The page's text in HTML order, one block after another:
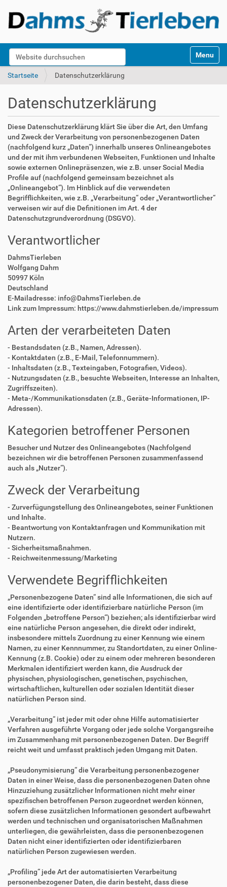
Website durchsuchen
k
Toggle
Startseite Datenschutzerklärung
Datenschutzerklärung
Diese Datenschutzerklärung klärt Sie über die Art, den Umfang
und Zweck der Verarbeitung von personenbezogenen Daten
(nachfolgend kurz „Daten“) innerhalb unseres Onlineangebotes
und der mit ihm verbundenen Webseiten, Funktionen und Inhalte
sowie externen Onlinepräsenzen, wie z.B. unser Social Media
Profile auf (nachfolgend gemeinsam bezeichnet als
„Onlineangebot“). Im Hinblick auf die verwendeten
Begrifflichkeiten, wie z.B. „Verarbeitung“ oder „Verantwortlicher“
verweisen wir auf die Definitionen im Art. 4 der
Datenschutzgrundverordnung (DSGVO).
Verantwortlicher
DahmsTierleben
Wolfgang Dahm
50997 Köln
Deutschland
E-Mailadresse: info@DahmsTierleben.de
Link zum Impressum: https://www.dahmstierleben.de/impressum
Arten der verarbeiteten Daten
- Bestandsdaten (z.B., Namen, Adressen).
- Kontaktdaten (z.B., E-Mail, Telefonnummern).
- Inhaltsdaten (z.B., Texteingaben, Fotografien, Videos).
- Nutzungsdaten (z.B., besuchte Webseiten, Interesse an Inhalten,
Zugriffszeiten).
- Meta-/Kommunikationsdaten (z.B., Geräte-Informationen, IP-
Adressen).
Kategorien betroffener Personen
Besucher und Nutzer des Onlineangebotes (Nachfolgend
bezeichnen wir die betroffenen Personen zusammenfassend
auch als „Nutzer“).
Zweck der Verarbeitung
- Zurverfügungstellung des Onlineangebotes, seiner Funktionen
und Inhalte.
- Beantwortung von Kontaktanfragen und Kommunikation mit
Nutzern.
- Sicherheitsmaßnahmen.
- Reichweitenmessung/Marketing
Verwendete Begrifflichkeiten
„Personenbezogene Daten“ sind alle Informationen, die sich auf
eine identifizierte oder identifizierbare natürliche Person (im
Folgenden „betroffene Person“) beziehen; als identifizierbar wird
eine natürliche Person angesehen, die direkt oder indirekt,
insbesondere mittels Zuordnung zu einer Kennung wie einem
Namen, zu einer Kennnummer, zu Standortdaten, zu einer Online-
Kennung (z.B. Cookie) oder zu einem oder mehreren besonderen
Merkmalen identifiziert werden kann, die Ausdruck der
physischen, physiologischen, genetischen, psychischen,
wirtschaftlichen, kulturellen oder sozialen Identität dieser
natürlichen Person sind.
„Verarbeitung“ ist jeder mit oder ohne Hilfe automatisierter
Verfahren ausgeführte Vorgang oder jede solche Vorgangsreihe
im Zusammenhang mit personenbezogenen Daten. Der Begriff
reicht weit und umfasst praktisch jeden Umgang mit Daten.
„Pseudonymisierung“ die Verarbeitung personenbezogener
Daten in einer Weise, dass die personenbezogenen Daten ohne
Hinzuziehung zusätzlicher Informationen nicht mehr einer
spezifischen betroffenen Person zugeordnet werden können,
sofern diese zusätzlichen Informationen gesondert aufbewahrt
werden und technischen und organisatorischen Maßnahmen
unterliegen, die gewährleisten, dass die personenbezogenen
Daten nicht einer identifizierten oder identifizierbaren
natürlichen Person zugewiesen werden.
„Profiling“ jede Art der automatisierten Verarbeitung
personenbezogener Daten, die darin besteht, dass diese